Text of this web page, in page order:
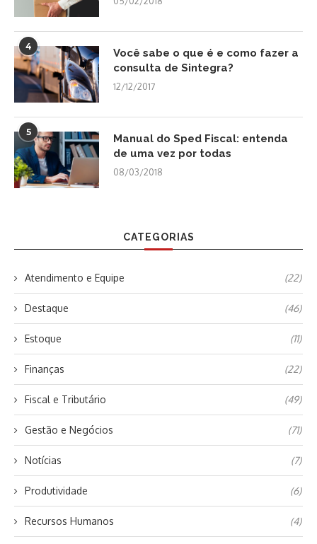
4
Você sabe o que é e como fazer a
consulta de Sintegra?
12/12/2017
5
Manual do Sped Fiscal: entenda
de uma vez por todas
08/03/2018
CATEGORIAS
Atendimento e Equipe (22)
Destaque (46)
Estoque (11)
Finanças (22)
Fiscal e Tributário (49)
Gestão e Negócios (71)
Notícias (7)
Produtividade (6)
Recursos Humanos (4)